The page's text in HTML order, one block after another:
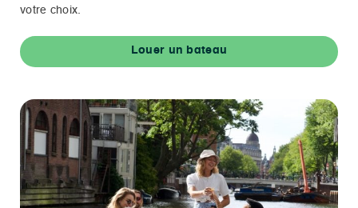
votre choix.
Louer un bateau